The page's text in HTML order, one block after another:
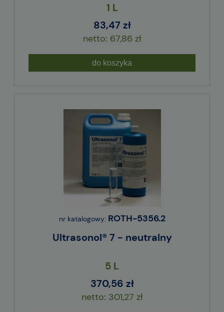
1 L
83,47 zł
67,86 zł
do koszyka
nr katalogowy: ROTH-5356.2
Ultrasonol® 7 - neutralny
5 L
370,56 zł
301,27 zł